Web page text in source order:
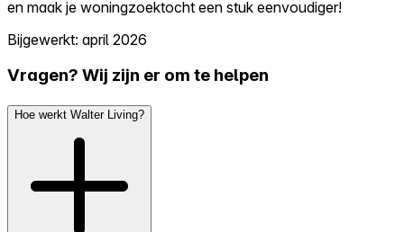
en maak je woningzoektocht een stuk eenvoudiger!
Bijgewerkt: april 2026
Vragen? Wij zijn er om te helpen
Hoe werkt Walter Living?